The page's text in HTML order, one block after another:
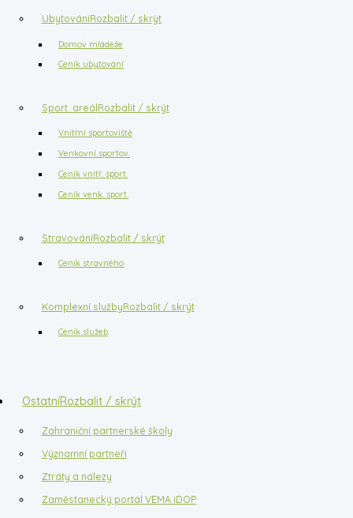
UbytováníRozbalit / skrýt
Domov mládeže
Ceník ubytování
Sport. areálRozbalit / skrýt
Vnitřní sportoviště
Venkovní sportov.
Ceník vnitř. sport.
Ceník venk. sport.
StravováníRozbalit / skrýt
Ceník stravného
Komplexní službyRozbalit / skrýt
Ceník služeb
OstatníRozbalit / skrýt
Zahraniční partnerské školy
Významní partneři
Ztráty a nálezy
Zaměstanecký portál VEMA iDOP